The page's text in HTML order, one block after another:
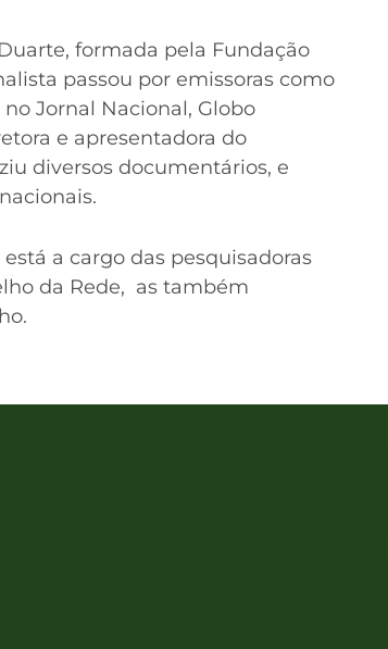
formada pela Fundação
passou por emissoras como
Jornal Nacional, Globo
e apresentadora do
diversos documentários, e
a cargo das pesquisadoras
da Rede, as também